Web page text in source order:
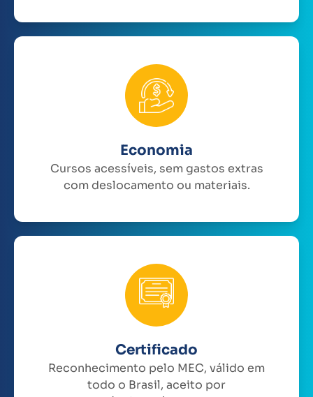
Economia
Cursos acessíveis, sem gastos extras
com deslocamento ou materiais.
Certificado
Reconhecimento pelo MEC, válido em
todo o Brasil, aceito por